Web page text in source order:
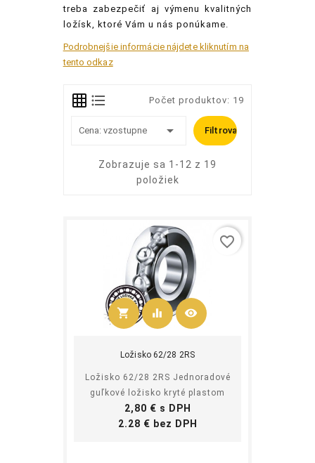
treba zabezpečiť aj výmenu kvalitných
ložísk, ktoré Vám u nás ponúkame.
Podrobnejšie informácie nájdete kliknutím na
tento odkaz
Počet produktov: 19
Cena: vzostupne  Filtrovať
Zobrazuje sa 1-12 z 19
položiek
shopping_cart
Kúpiť
equalizer visibility
Ložisko 62/28 2RS
Ložisko 62/28 2RS Jednoradové
guľkové ložisko kryté plastom
Cena
2,80 € s DPH
2.28 € bez DPH
favorite_border